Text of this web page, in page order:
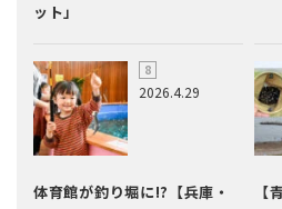
ット」
2026.4.29
体育館が釣り堀に!?【兵庫・
【